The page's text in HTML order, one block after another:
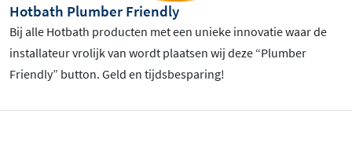
Hotbath Plumber Friendly
Bij alle Hotbath producten met een unieke innovatie waar de
installateur vrolijk van wordt plaatsen wij deze “Plumber
Friendly” button. Geld en tijdsbesparing!